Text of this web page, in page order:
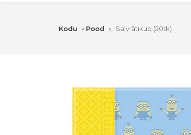
Kodu » Pood » Salvrätikud (20tk)